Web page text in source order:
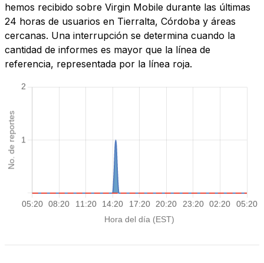
hemos recibido sobre Virgin Mobile durante las últimas
24 horas de usuarios en Tierralta, Córdoba y áreas
cercanas. Una interrupción se determina cuando la
cantidad de informes es mayor que la línea de
referencia, representada por la línea roja.